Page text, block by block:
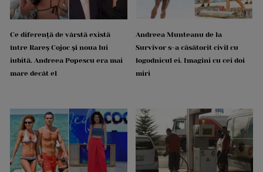
Ce diferență de vârstă există
între Rareș Cojoc și noua lui
iubită. Andreea Popescu era mai
mare decât el
Andreea Munteanu de la
Survivor s-a căsătorit civil cu
logodnicul ei. Imagini cu cei doi
miri